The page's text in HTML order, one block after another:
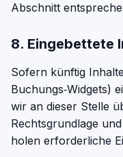
Abschnitt
8. Eingebettete
Sofern künftig
Buchungs‑Widgets)
wir an dieser Stelle
Rechtsgrundlage
holen erforderliche